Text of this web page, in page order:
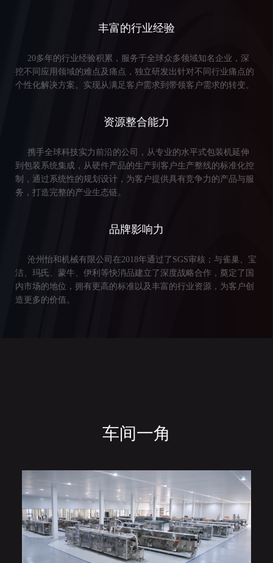
丰富的行业经验
20多年的行业经验积累，服务于全球众多领域知名企业，深
挖不同应用领域的难点及痛点，独立研发出针对不同行业痛点的
个性化解决方案。实现从满足客户需求到带领客户需求的转变。
资源整合能力
携手全球科技实力前沿的公司，从专业的水平式包装机延伸
到包装系统集成，从硬件产品的生产到客户生产整线的标准化控
制，通过系统性的规划设计，为客户提供具有竞争力的产品与服
务，打造完整的产业生态链。
品牌影响力
沧州怡和机械有限公司在2018年通过了SGS审核；与雀巢、宝
洁、玛氏、蒙牛、伊利等快消品建立了深度战略合作，奠定了国
内市场的地位，拥有更高的标准以及丰富的行业资源，为客户创
造更多的价值。
车间一角